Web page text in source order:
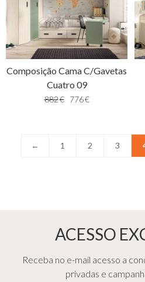
Composição Cama C/Gavetas
Cuatro 09
882€ 776€
← 1 2 3
ACESSO
Receba no e-mail acesso a
privadas e